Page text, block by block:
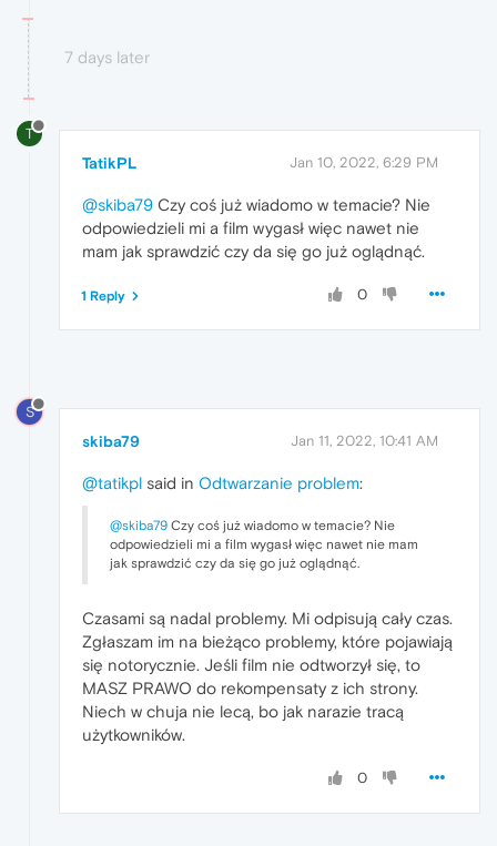
7 days later
T
TatikPL Jan 10, 2022, 6:29 PM
@skiba79 Czy coś już wiadomo w temacie? Nie
odpowiedzieli mi a film wygasł więc nawet nie
mam jak sprawdzić czy da się go już oglądnąć.
0
1 Reply
S
skiba79 Jan 11, 2022, 10:41 AM
@tatikpl said in Odtwarzanie problem:
@skiba79 Czy coś już wiadomo w temacie? Nie
odpowiedzieli mi a film wygasł więc nawet nie mam
jak sprawdzić czy da się go już oglądnąć.
Czasami są nadal problemy. Mi odpisują cały czas.
Zgłaszam im na bieżąco problemy, które pojawiają
się notorycznie. Jeśli film nie odtworzył się, to
MASZ PRAWO do rekompensaty z ich strony.
Niech w chuja nie lecą, bo jak narazie tracą
użytkowników.
0